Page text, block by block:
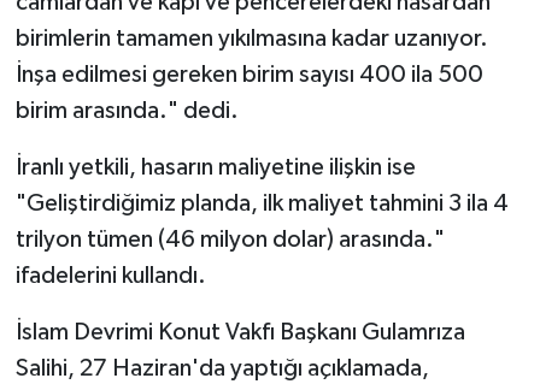
birimlerin tamamen yıkılmasına kadar uzanıyor.
İnşa edilmesi gereken birim sayısı 400 ila 500
birim arasında." dedi.
İranlı yetkili, hasarın maliyetine ilişkin ise
"Geliştirdiğimiz planda, ilk maliyet tahmini 3 ila 4
trilyon tümen (46 milyon dolar) arasında."
ifadelerini kullandı.
İslam Devrimi Konut Vakfı Başkanı Gulamrıza
Salihi, 27 Haziran'da yaptığı açıklamada,